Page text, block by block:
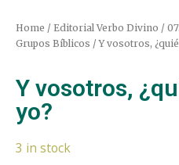
Home / Editorial Verbo Divino /
Grupos Bíblicos / Y vosotros,
Y vosotros,
yo?
3 in stock